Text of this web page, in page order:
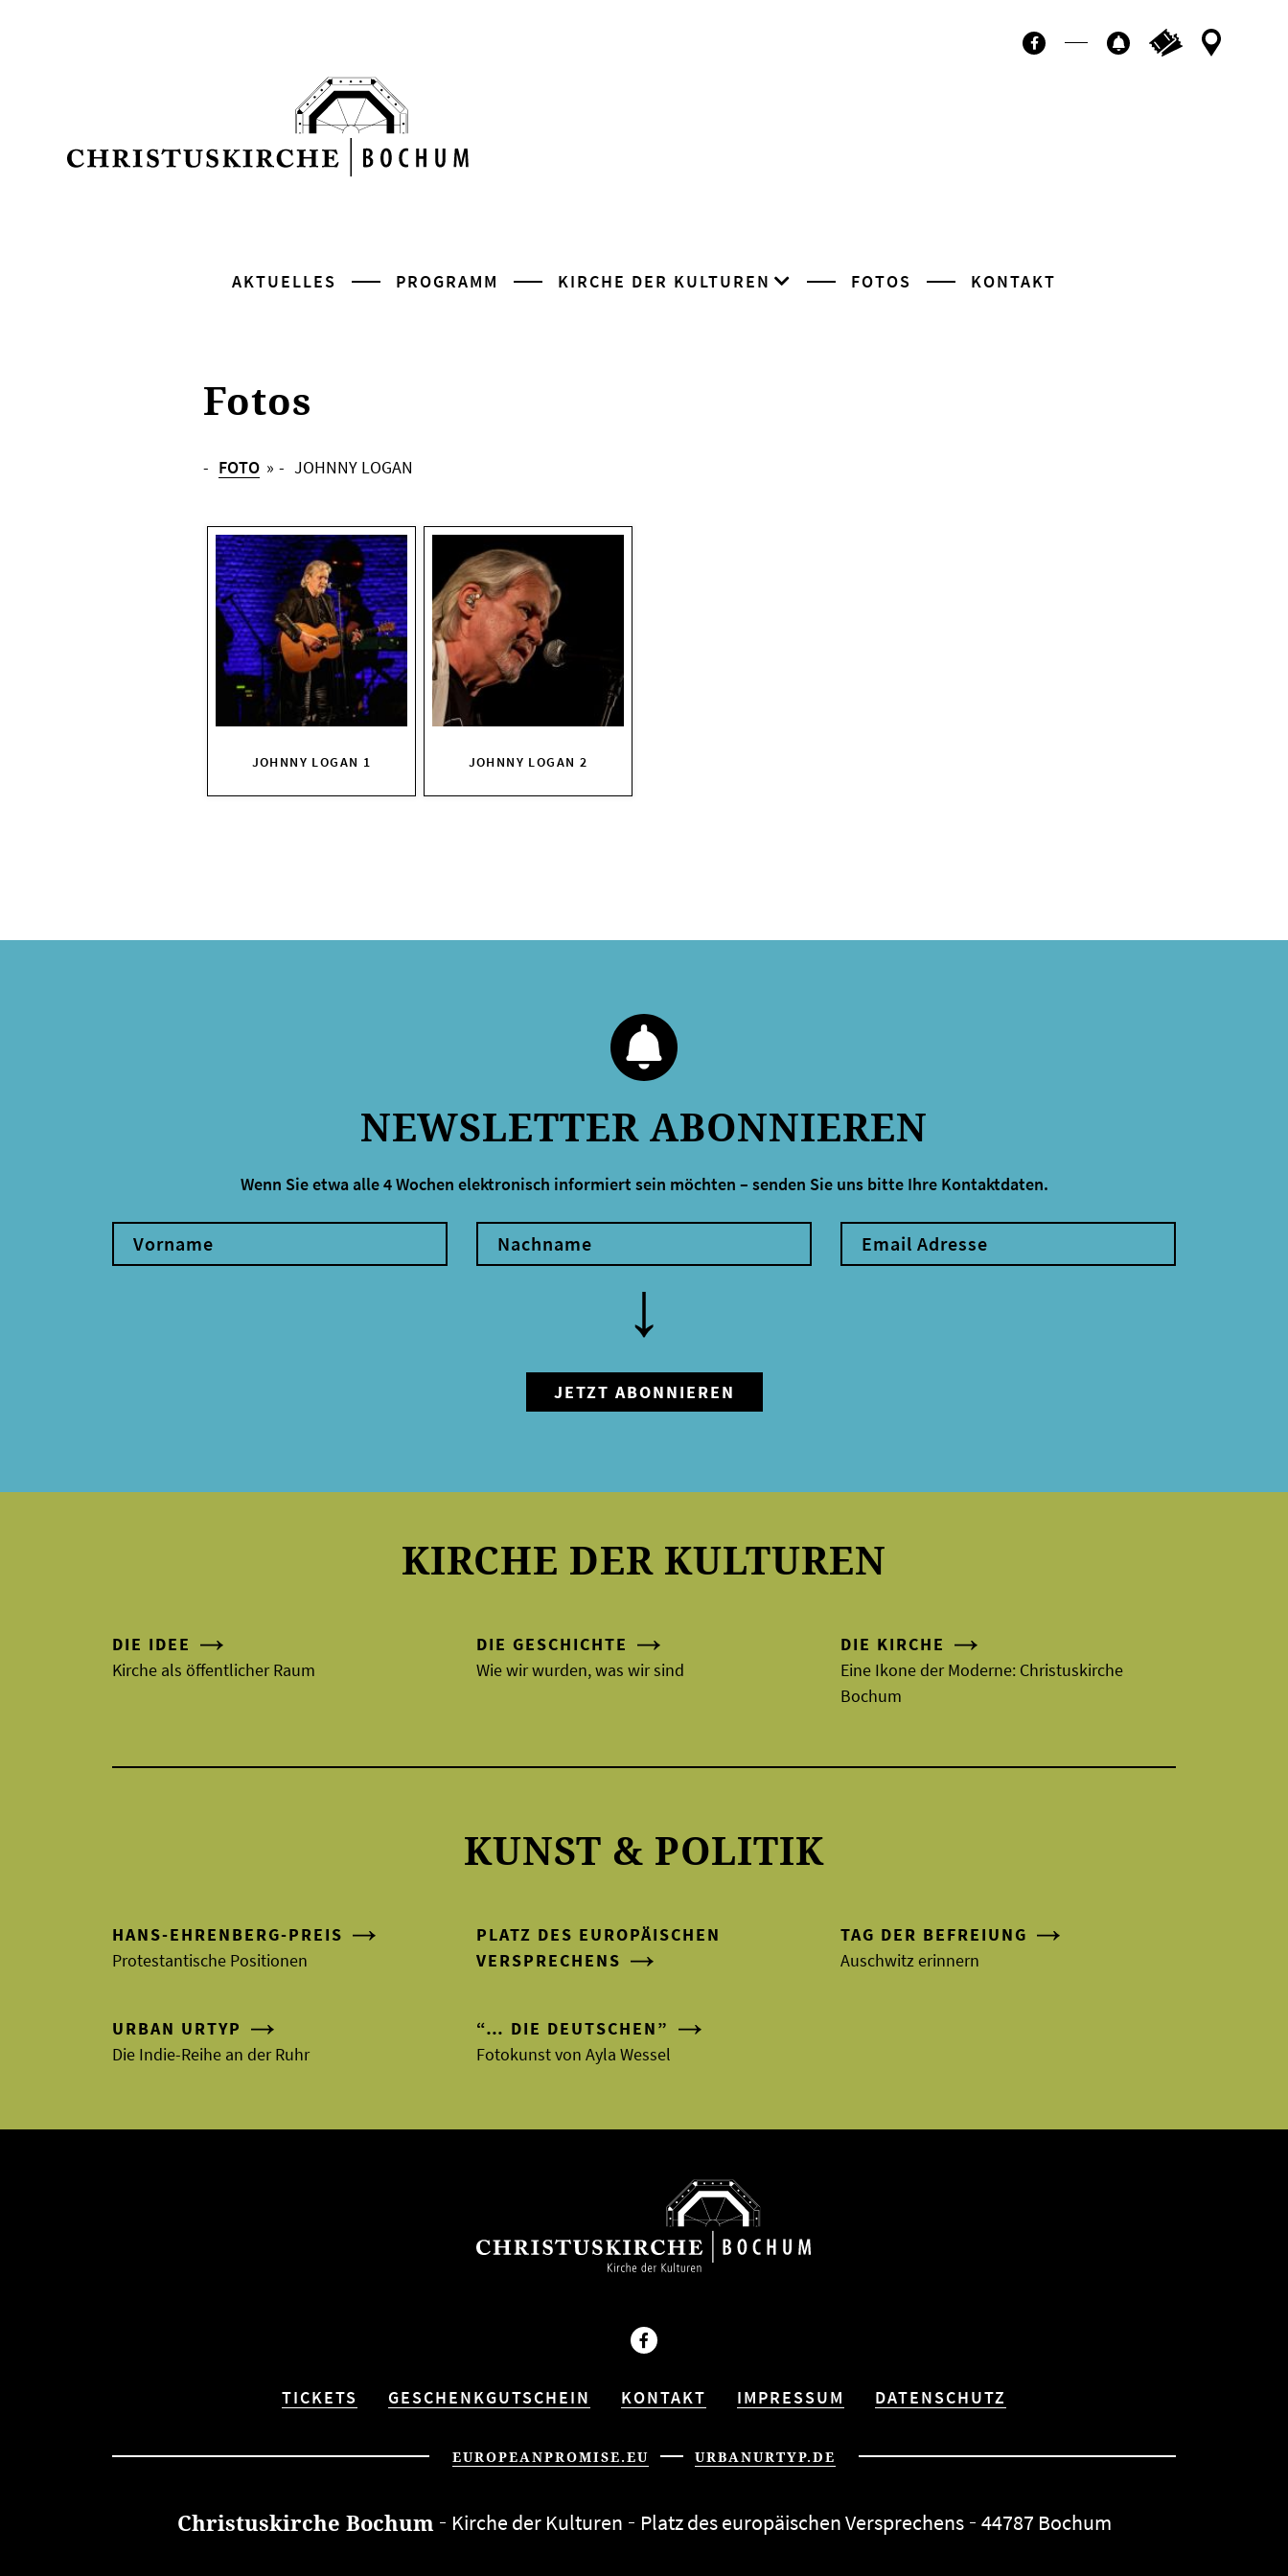
AKTUELLES PROGRAMM KIRCHE DER KULTUREN FOTOS KONTAKT
Facebook Newsletter
Ticktes kaufen
Kontakt
Fotos
FOTO » JOHNNY LOGAN
JOHNNY LOGAN 1 JOHNNY LOGAN 2
NEWSLETTER ABONNIEREN
Wenn Sie etwa alle 4 Wochen elektronisch informiert sein möchten – senden Sie uns bitte Ihre Kontaktdaten.
KIRCHE DER KULTUREN
DIE IDEE
Kirche als öffentlicher Raum
DIE GESCHICHTE
Wie wir wurden, was wir sind
DIE KIRCHE
Eine Ikone der Moderne: Christuskirche
Bochum
KUNST & POLITIK
HANS-EHRENBERG-PREIS
Protestantische Positionen
PLATZ DES EUROPÄISCHEN
VERSPRECHENS
TAG DER BEFREIUNG
Auschwitz erinnern
URBAN URTYP
Die Indie-Reihe an der Ruhr
“… DIE DEUTSCHEN”
Fotokunst von Ayla Wessel
Facebook
TICKETS GESCHENKGUTSCHEIN KONTAKT IMPRESSUM DATENSCHUTZ
EUROPEANPROMISE.EU URBANURTYP.DE
Christuskirche Bochum Kirche der Kulturen Platz des euro­päi­schen Versprechens 44787 Bochum